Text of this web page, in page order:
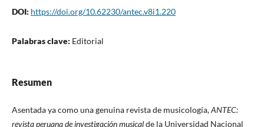
DOI: https://doi.org/10.62230/antec.v8i1.220
Palabras clave: Editorial
Resumen
Asentada ya como una genuina revista de musicología,ANTEC:
revista peruana de investigación musicalde la Universidad Nacional